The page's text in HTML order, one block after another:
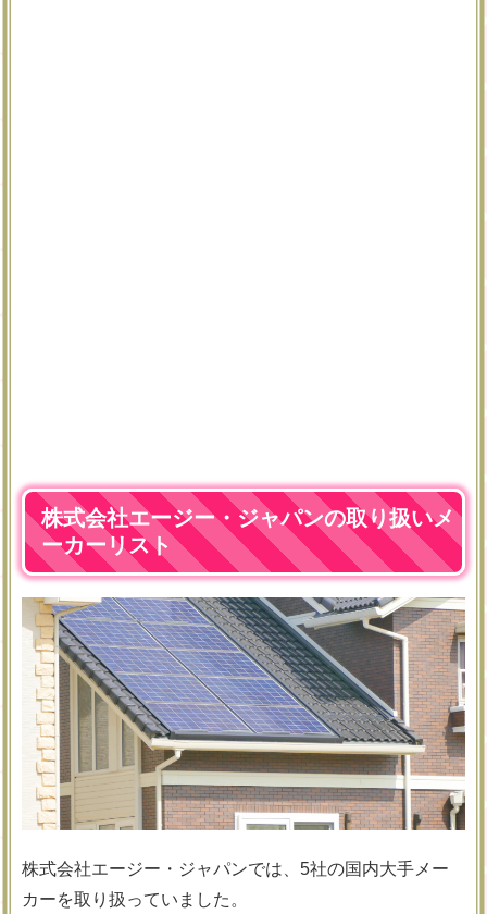
株式会社エージー・ジャパンの取り扱いメ
ーカーリスト
株式会社エージー・ジャパンでは、5社の国内大手メー
カーを取り扱っていました。